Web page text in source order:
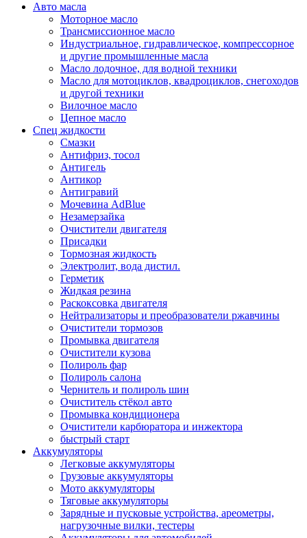
Авто масла
Моторное масло
Трансмиссионное масло
Индустриальное, гидравлическое, компрессорное
и другие промышленные масла
Масло лодочное, для водной техники
Масло для мотоциклов, квадроциклов, снегоходов
и другой техники
Вилочное масло
Цепное масло
Спец жидкости
Смазки
Антифриз, тосол
Антигель
Антикор
Антигравий
Мочевина AdBlue
Незамерзайка
Очистители двигателя
Присадки
Тормозная жидкость
Электролит, вода дистил.
Герметик
Жидкая резина
Раскоксовка двигателя
Нейтрализаторы и преобразователи ржавчины
Очистители тормозов
Промывка двигателя
Очистители кузова
Полироль фар
Полироль салона
Чернитель и полироль шин
Очиститель стёкол авто
Промывка кондиционера
Очистители карбюратора и инжектора
быстрый старт
Аккумуляторы
Легковые аккумуляторы
Грузовые аккумуляторы
Мото аккумуляторы
Тяговые аккумуляторы
Зарядные и пусковые устройства, ареометры,
нагрузочные вилки, тестеры